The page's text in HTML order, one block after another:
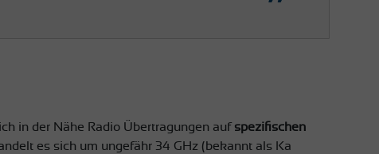
in der Nähe Radio Übertragungen aufspezifischen
es sich um ungefähr 34 GHz (bekannt als Ka